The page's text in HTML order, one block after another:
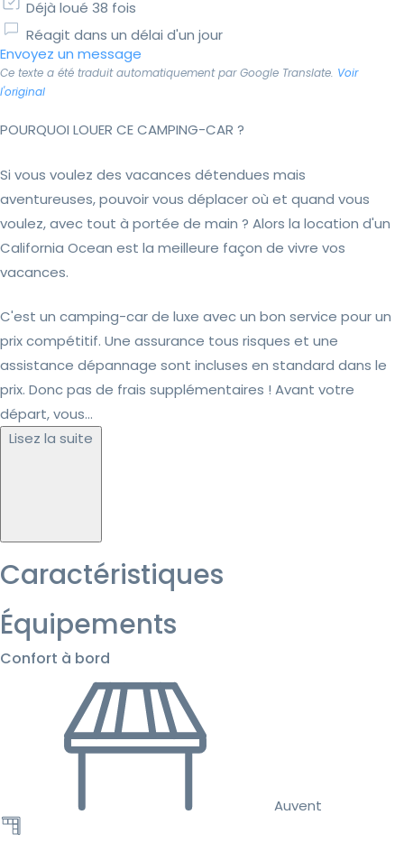
Déjà loué 38 fois
Réagit dans un délai d'un jour
Envoyez un message
Ce texte a été traduit automatiquement par Google Translate. Voir
l'original
POURQUOI LOUER CE CAMPING-CAR ?
Si vous voulez des vacances détendues mais
aventureuses, pouvoir vous déplacer où et quand vous
voulez, avec tout à portée de main ? Alors la location d'un
California Ocean est la meilleure façon de vivre vos
vacances.
C'est un camping-car de luxe avec un bon service pour un
prix compétitif. Une assurance tous risques et une
assistance dépannage sont incluses en standard dans le
prix. Donc pas de frais supplémentaires ! Avant votre
départ, vous...
Lisez la suite
Caractéristiques
Équipements
Confort à bord
Auvent